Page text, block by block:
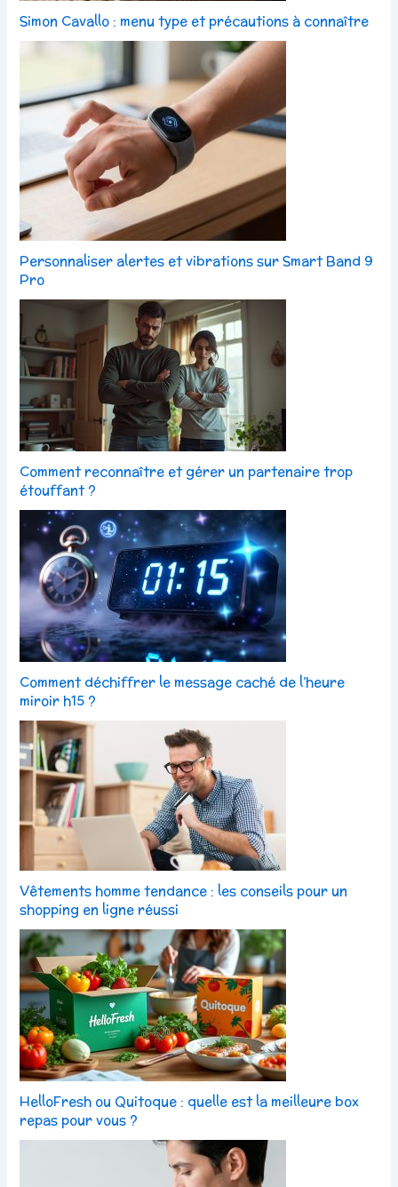
Simon Cavallo : menu type et précautions à connaître
Personnaliser alertes et vibrations sur Smart Band 9
Pro
Comment reconnaître et gérer un partenaire trop
étouffant ?
Comment déchiffrer le message caché de l’heure
miroir h15 ?
Vêtements homme tendance : les conseils pour un
shopping en ligne réussi
HelloFresh ou Quitoque : quelle est la meilleure box
repas pour vous ?